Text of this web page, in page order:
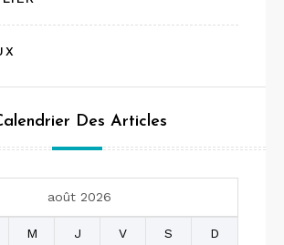
Des Articles
août 2026
M J V S D